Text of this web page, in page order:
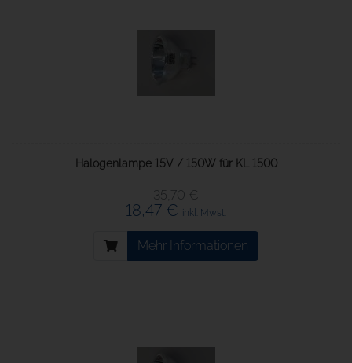
Halogenlampe 15V / 150W für KL 1500
35,70 €
18,47 € inkl. Mwst.
Mehr Informationen